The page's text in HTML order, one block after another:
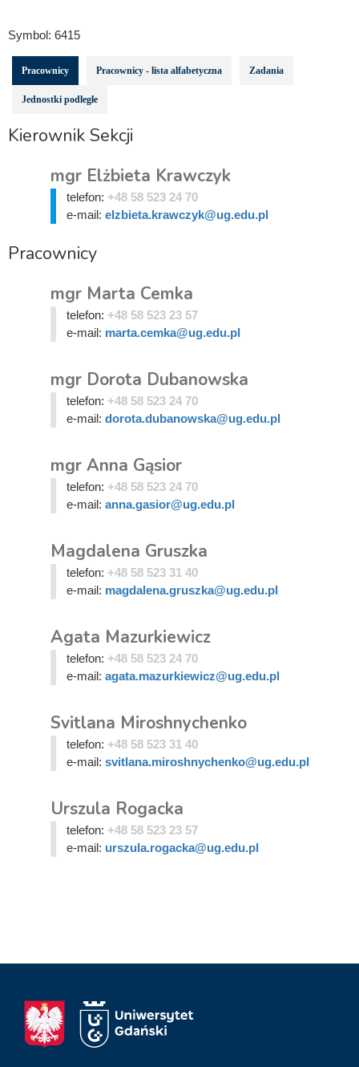
Symbol: 6415
Pracownicy Pracownicy - lista alfabetyczna Zadania
Jednostki podległe
Kierownik Sekcji
mgr Elżbieta Krawczyk
telefon: +48 58 523 24 70
e-mail: elzbieta.krawczyk@ug.edu.pl
Pracownicy
mgr Marta Cemka
telefon: +48 58 523 23 57
e-mail: marta.cemka@ug.edu.pl
mgr Dorota Dubanowska
telefon: +48 58 523 24 70
e-mail: dorota.dubanowska@ug.edu.pl
mgr Anna Gąsior
telefon: +48 58 523 24 70
e-mail: anna.gasior@ug.edu.pl
Magdalena Gruszka
telefon: +48 58 523 31 40
e-mail: magdalena.gruszka@ug.edu.pl
Agata Mazurkiewicz
telefon: +48 58 523 24 70
e-mail: agata.mazurkiewicz@ug.edu.pl
Svitlana Miroshnychenko
telefon: +48 58 523 31 40
e-mail: svitlana.miroshnychenko@ug.edu.pl
Urszula Rogacka
telefon: +48 58 523 23 57
e-mail: urszula.rogacka@ug.edu.pl